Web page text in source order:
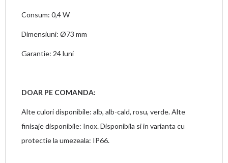
Consum: 0,4 W
Dimensiuni: Ø73 mm
Garantie: 24 luni
DOAR PE COMANDA:
Alte culori disponibile: alb, alb-cald, rosu, verde. Alte
finisaje disponibile: Inox. Disponibila si in varianta cu
protectie la umezeala: IP66.